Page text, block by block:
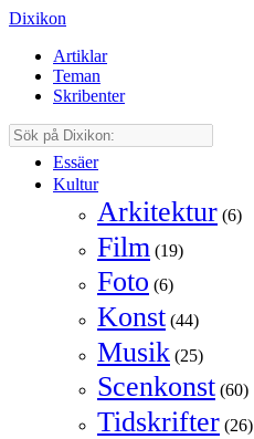
Dixikon
Artiklar
Teman
Skribenter
Essäer
Kultur
Arkitektur (6)
Film (19)
Foto (6)
Konst (44)
Musik (25)
Scenkonst (60)
Tidskrifter (26)